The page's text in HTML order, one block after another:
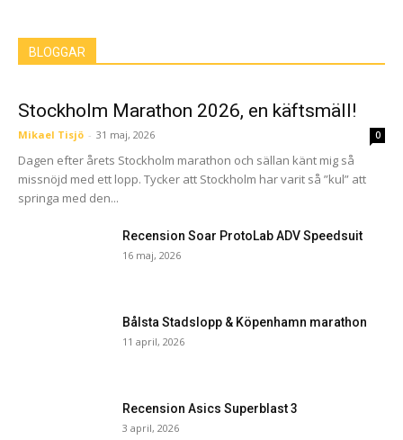
BLOGGAR
Stockholm Marathon 2026, en käftsmäll!
Mikael Tisjö - 31 maj, 2026 0
Dagen efter årets Stockholm marathon och sällan känt mig så
missnöjd med ett lopp. Tycker att Stockholm har varit så ”kul” att
springa med den...
Recension Soar ProtoLab ADV Speedsuit
16 maj, 2026
Bålsta Stadslopp & Köpenhamn marathon
11 april, 2026
Recension Asics Superblast 3
3 april, 2026